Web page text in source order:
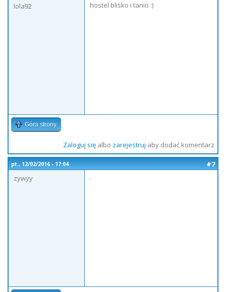
lola92
hostel blisko i tanio :)
Góra strony
Zaloguj sięalbo zarejestruj aby dodać komentarz
pt., 12/02/2016 - 17:04
#7
zywyy
.